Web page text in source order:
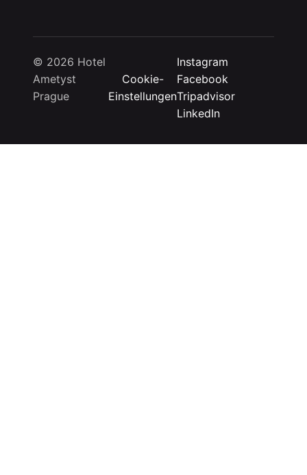
© 2026 Hotel
Ametyst
Prague
Cookie-
Einstellungen
Instagram
Facebook
Tripadvisor
LinkedIn